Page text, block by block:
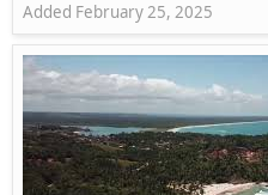
Added February 25, 2025